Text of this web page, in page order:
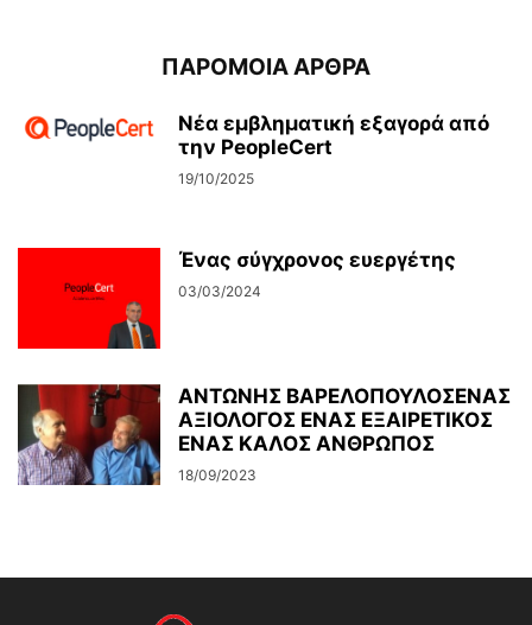
ΠΑΡΟΜΟΙΑ ΑΡΘΡΑ
Νέα εμβληματική εξαγορά από
την PeopleCert
19/10/2025
Ένας σύγχρονος ευεργέτης
03/03/2024
ΑΝΤΩΝΗΣ ΒΑΡΕΛΟΠΟΥΛΟΣΕΝΑΣ
ΑΞΙΟΛΟΓΟΣ ΕΝΑΣ ΕΞΑΙΡΕΤΙΚΟΣ
ΕΝΑΣ ΚΑΛΟΣ ΑΝΘΡΩΠΟΣ
18/09/2023